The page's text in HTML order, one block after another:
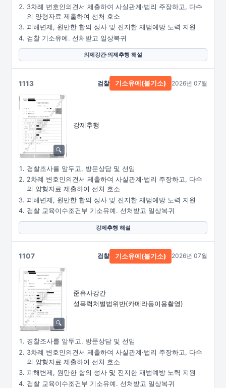
3차례 변호인의견서 제출하여 사실관계·법리 주장하고, 다수
의 양형자료 제출하여 선처 호소
피해변제, 원만한 합의 성사 및 진지한 재범예방 노력 지원
검찰 기소유예. 선처받고 일상복귀
의제강간·의제추행 해설
1113
강제추행
검찰 기소유예(불기소) 2026년 07월
경찰조사를 앞두고, 방문상담 및 선임
2차례 변호인의견서 제출하여 사실관계·법리 주장하고, 다수
의 양형자료 제출하여 선처 호소
피해변제, 원만한 합의 성사 및 진지한 재범예방 노력 지원
검찰 교육이수조건부 기소유예. 선처받고 일상복귀
강제추행 해설
1107
준유사강간
성폭력처벌법위반(카메라등이용촬영)
검찰 기소유예(불기소) 2026년 07월
경찰조사를 앞두고, 방문상담 및 선임
3차례 변호인의견서 제출하여 사실관계·법리 주장하고, 다수
의 양형자료 제출하여 선처 호소
피해변제, 원만한 합의 성사 및 진지한 재범예방 노력 지원
검찰 교육이수조건부 기소유예. 선처받고 일상복귀